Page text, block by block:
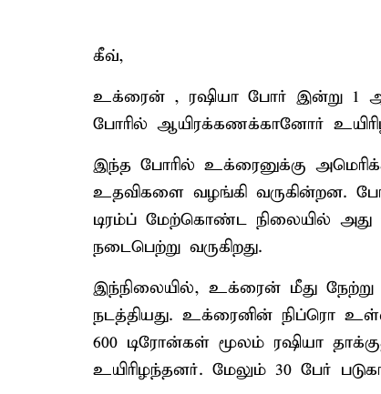
கீவ்,
உக்ரைன் , ரஷியா போர் இன்று 1
போரில் ஆயிரக்கணக்கானோர்
இந்த போரில் உக்ரைனுக்கு
உதவிகளை வழங்கி வருகின்றன.
டிரம்ப் மேற்கொண்ட நிலையில் அது
நடைபெற்று வருகிறது.
இந்நிலையில், உக்ரைன் மீது நேற்று
நடத்தியது. உக்ரைனின் நிப்ரொ
600 டிரோன்கள் மூலம் ரஷியா
உயிரிழந்தனர். மேலும் 30 பேர்